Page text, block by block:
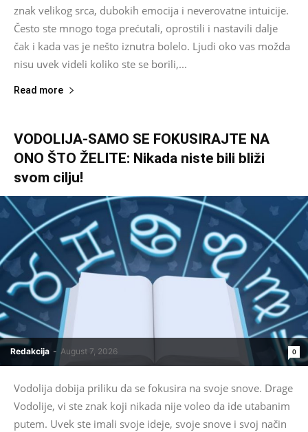
znak velikog srca, dubokih emocija i neverovatne intuicije.
Često ste mnogo toga prećutali, oprostili i nastavili dalje
čak i kada vas je nešto iznutra bolelo. Ljudi oko vas možda
nisu uvek videli koliko ste se borili,...
Read more
VODOLIJA-SAMO SE FOKUSIRAJTE NA
ONO ŠTO ŽELITE: Nikada niste bili bliži
svom cilju!
Redakcija - August 7, 2026 0
Vodolija dobija priliku da se fokusira na svoje snove. Drage
Vodolije, vi ste znak koji nikada nije voleo da ide utabanim
putem. Uvek ste imali svoje ideje, svoje snove i svoj način